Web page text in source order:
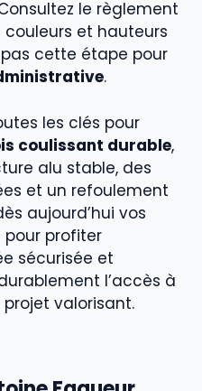
le règlement
et hauteurs
cette étape pour
.
les clés pour
coulissant durable,
alu stable, des
et un refoulement
aujourd’hui vos
profiter
sécurisée et
l’accès à
valorisant.